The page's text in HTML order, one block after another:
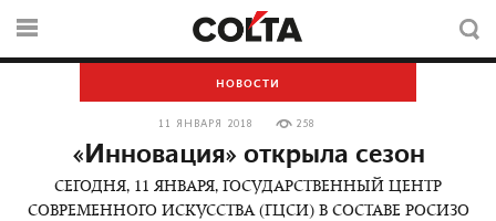
НОВОСТИ
11 ЯНВАРЯ 2018 258
«Инновация» открыла сезон
СЕГОДНЯ, 11 ЯНВАРЯ, ГОСУДАРСТВЕННЫЙ ЦЕНТР
СОВРЕМЕННОГО ИСКУССТВА (ГЦСИ) В СОСТАВЕ РОСИЗО